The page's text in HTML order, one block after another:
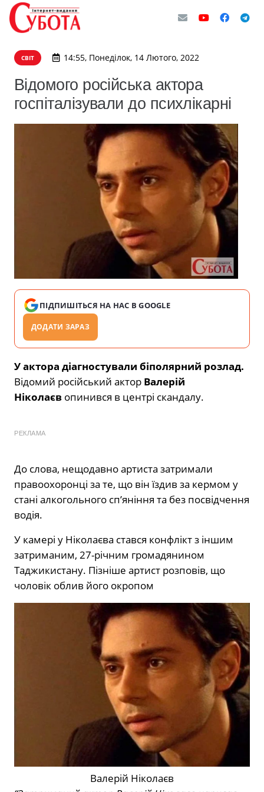
СВІТ 14:55, Понеділок, 14 Лютого, 2022
Відомого російська актора
госпіталізували до психлікарні
ПІДПИШІТЬСЯ НА НАС В GOOGLE
ДОДАТИ ЗАРАЗ
У актора діагностували біполярний розлад.
Відомий російський актор Валерій
Ніколаєв опинився в центрі скандалу.
РЕКЛАМА
До слова, нещодавно артиста затримали
правоохоронці за те, що він їздив за кермом у
стані алкогольного сп’яніння та без посвідчення
водія.
У камері у Ніколаєва стався конфлікт з іншим
затриманим, 27-річним громадянином
Таджикистану. Пізніше артист розповів, що
чоловік облив його окропом
Валерій Ніколаєв